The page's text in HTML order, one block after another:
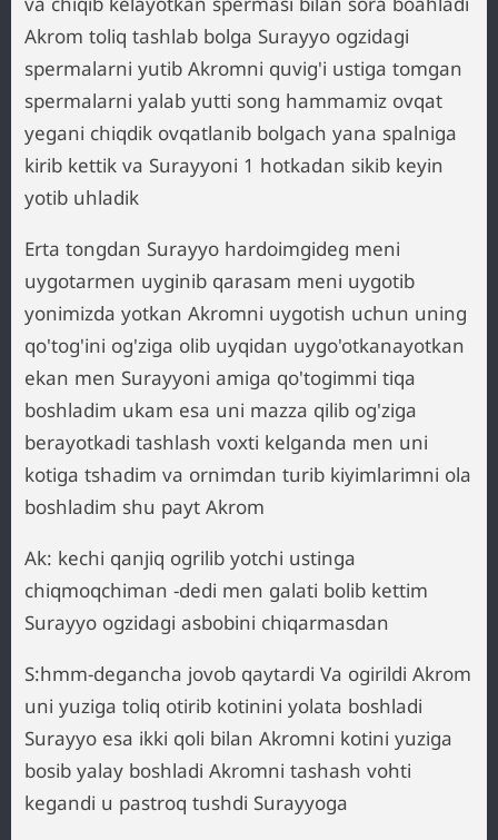
Akrom toliq tashlab bolga Surayyo ogzidagi
spermalarni yutib Akromni quvig'i ustiga tomgan
spermalarni yalab yutti song hammamiz ovqat
yegani chiqdik ovqatlanib bolgach yana spalniga
kirib kettik va Surayyoni 1 hotkadan sikib keyin
yotib uhladik
Erta tongdan Surayyo hardoimgideg meni
uygotarmen uyginib qarasam meni uygotib
yonimizda yotkan Akromni uygotish uchun uning
qo'tog'ini og'ziga olib uyqidan uygo'otkanayotkan
ekan men Surayyoni amiga qo'togimmi tiqa
boshladim ukam esa uni mazza qilib og'ziga
berayotkadi tashlash voxti kelganda men uni
kotiga tshadim va ornimdan turib kiyimlarimni ola
boshladim shu payt Akrom
Ak: kechi qanjiq ogrilib yotchi ustinga
chiqmoqchiman -dedi men galati bolib kettim
Surayyo ogzidagi asbobini chiqarmasdan
S:hmm-degancha jovob qaytardi Va ogirildi Akrom
uni yuziga toliq otirib kotinini yolata boshladi
Surayyo esa ikki qoli bilan Akromni kotini yuziga
bosib yalay boshladi Akromni tashash vohti
kegandi u pastroq tushdi Surayyoga